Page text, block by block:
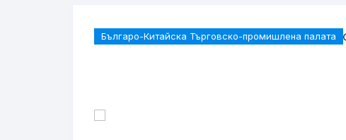
Българо-Китайска Търговско-промишлена палaта